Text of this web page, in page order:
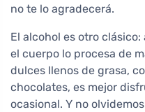
no te lo agradecerá.
El alcohol es otro
el cuerpo lo procesa de
dulces llenos de grasa,
chocolates, es mejor
ocasional. Y no